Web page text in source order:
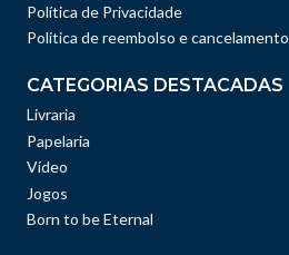
Política de Privacidade
Politica de reembolso e cancelamento
CATEGORIAS DESTACADAS
Livraria
Papelaria
Vídeo
Jogos
Born to be Eternal